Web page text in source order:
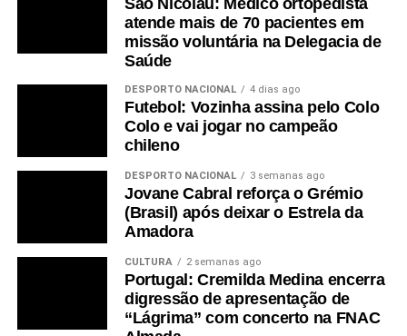
São Nicolau: Médico ortopedista
atende mais de 70 pacientes em
missão voluntária na Delegacia de
Saúde
DESPORTO NACIONAL 4 dias ago
Futebol: Vozinha assina pelo Colo
Colo e vai jogar no campeão
chileno
DESPORTO NACIONAL 3 semanas ago
Jovane Cabral reforça o Grémio
(Brasil) após deixar o Estrela da
Amadora
CULTURA 2 semanas ago
Portugal: Cremilda Medina encerra
digressão de apresentação de
“Lágrima” com concerto na FNAC